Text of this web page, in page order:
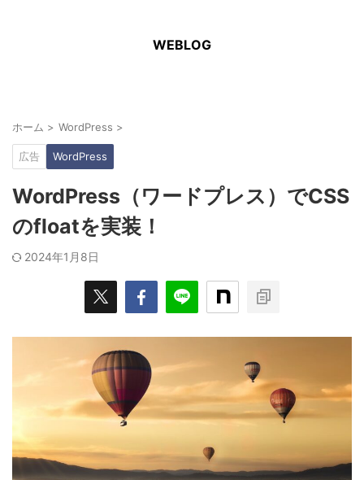
WEBLOG
ホーム > WordPress >
広告 WordPress
WordPress（ワードプレス）でCSS
のfloatを実装！
2024年1月8日